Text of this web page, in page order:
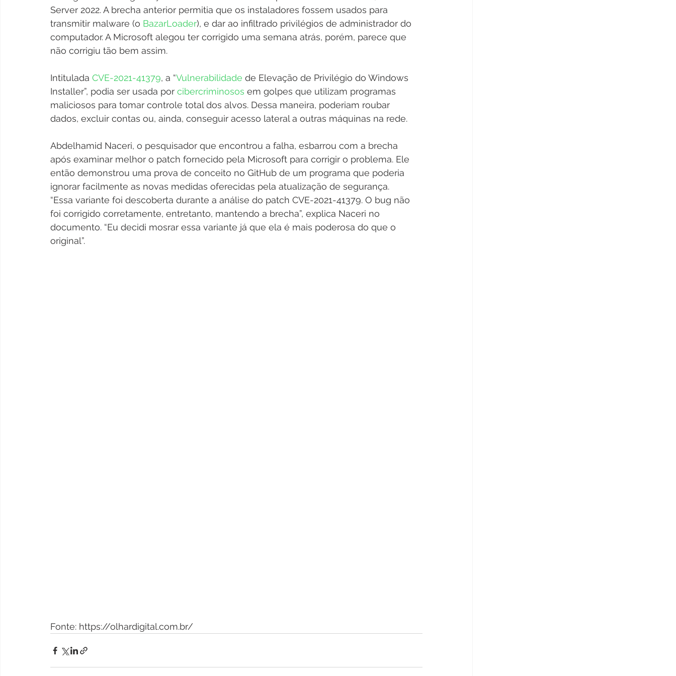
Server 2022. A brecha anterior permitia que os instaladores fossem usados para
transmitir malware (o BazarLoader), e dar ao infiltrado privilégios de administrador do
computador. A Microsoft alegou ter corrigido uma semana atrás, porém, parece que
não corrigiu tão bem assim.
Intitulada CVE-2021-41379, a “Vulnerabilidade de Elevação de Privilégio do Windows
Installer”, podia ser usada por cibercriminosos em golpes que utilizam programas
maliciosos para tomar controle total dos alvos. Dessa maneira, poderiam roubar
dados, excluir contas ou, ainda, conseguir acesso lateral a outras máquinas na rede.
Abdelhamid Naceri, o pesquisador que encontrou a falha, esbarrou com a brecha
após examinar melhor o patch fornecido pela Microsoft para corrigir o problema. Ele
então demonstrou uma prova de conceito no GitHub de um programa que poderia
ignorar facilmente as novas medidas oferecidas pela atualização de segurança.
“Essa variante foi descoberta durante a análise do patch CVE-2021-41379. O bug não
foi corrigido corretamente, entretanto, mantendo a brecha”, explica Naceri no
documento. “Eu decidi mosrar essa variante já que ela é mais poderosa do que o
original”.
Fonte: https://olhardigital.com.br/